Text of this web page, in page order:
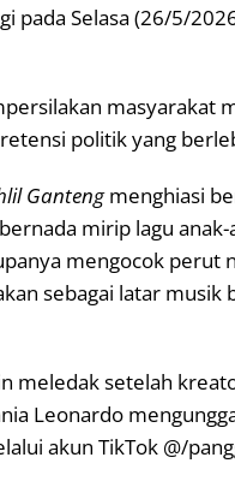
pada Selasa (26/5/
masyarakat
politik yang
Gantengmenghiasi
mirip lagu
mengocok perut
sebagai latar musik
meledak setelah
Leonardo
akun TikTok @/